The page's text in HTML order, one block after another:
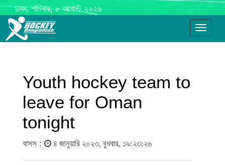
ঢাকা, শনিবার, ৮ আগস্ট ২০২৬
Toggle
Youth hockey team to
leave for Oman
tonight
বাসস : ৪ জানুয়ারি ২০২৩, বুধবার, ১৯:২৩:২৬